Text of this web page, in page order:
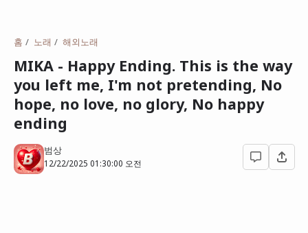
홈 노래 해외노래
MIKA - Happy Ending. This is the way
you left me, I'm not pretending,​ No
hope, no love, no glory,​ No happy
ending​
범상
12/22/2025 01:30:00 오전